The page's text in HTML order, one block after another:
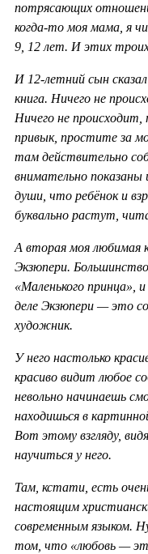
потрясающих
когда-то моя мама, я
9, 12 лет. И этих
И 12-летний сын
книга. Ничего не
Ничего не
привык, простите за
там действительно
внимательно показаны
души, что ребёнок и
буквально растут,
А вторая моя любимая
Экзюпери.
«Маленького принца»,
деле Экзюпери — это
художник.
У него настолько
красиво видит любое
невольно начинаешь
находишься в
Вот этому взгляду,
научиться у него.
Там, кстати, есть
настоящим
современным языком.
том, что «любовь —